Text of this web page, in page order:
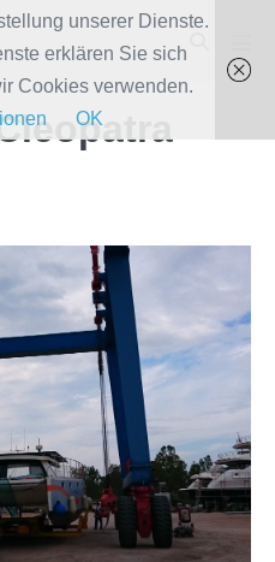
Schalter
unserer Dienste.
erklären Sie sich
Cookies verwenden.
OK